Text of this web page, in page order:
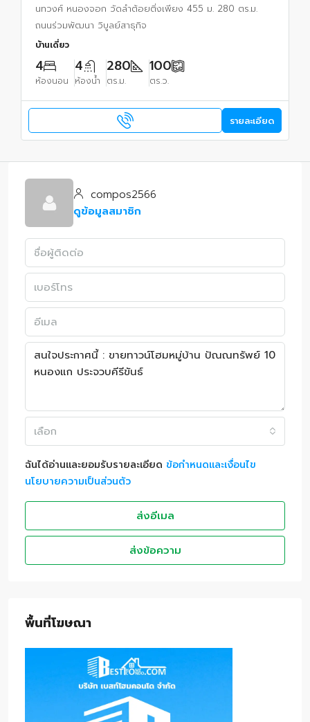
นทวงศ์ หนองจอก วัดลำต้อยติ่งเพียง 455 ม. 280 ตร.ม.
ถนนร่วมพัฒนา วิบูลย์สาธุกิจ
บ้านเดี่ยว
4
ห้องนอน
4
ห้องน้ำ
280
ตร.ม.
100
ตร.ว.
รายละเอียด
compos2566
ดูข้อมูลสมาชิก
เลือก
ฉันได้อ่านและยอมรับรายละเอียด ข้อกำหนดและเงื่อนไข
นโยบายความเป็นส่วนตัว
ส่งอีเมล
ส่งข้อความ
พื้นที่โฆษณา